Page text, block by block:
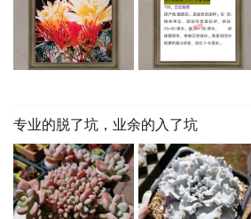
专业的脱了坑，业余的入了坑